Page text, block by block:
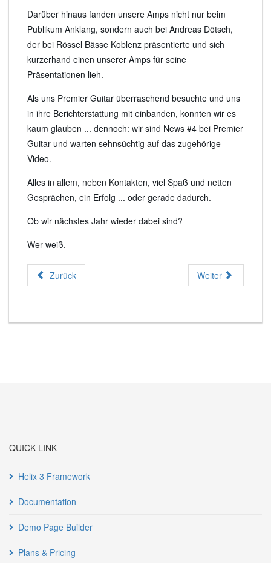
Darüber hinaus fanden unsere Amps nicht nur beim
Publikum Anklang, sondern auch bei Andreas Dötsch,
der bei Rössel Bässe Koblenz präsentierte und sich
kurzerhand einen unserer Amps für seine
Präsentationen lieh.
Als uns Premier Guitar überraschend besuchte und uns
in ihre Berichterstattung mit einbanden, konnten wir es
kaum glauben ... dennoch: wir sind News #4 bei Premier
Guitar und warten sehnsüchtig auf das zugehörige
Video.
Alles in allem, neben Kontakten, viel Spaß und netten
Gesprächen, ein Erfolg ... oder gerade dadurch.
Ob wir nächstes Jahr wieder dabei sind?
Wer weiß.
Zurück Weiter
QUICK LINK
Helix 3 Framework
Documentation
Demo Page Builder
Plans & Pricing